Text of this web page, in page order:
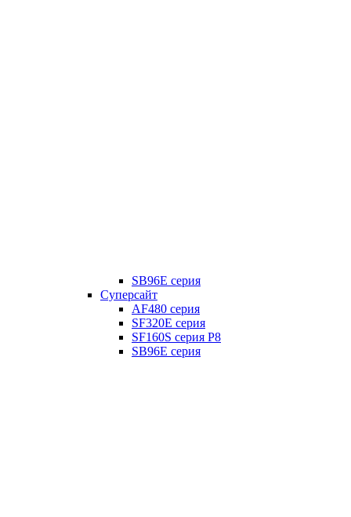
SB96E серия
Суперсайт
AF480 серия
SF320E серия
SF160S серия P8
SB96E серия